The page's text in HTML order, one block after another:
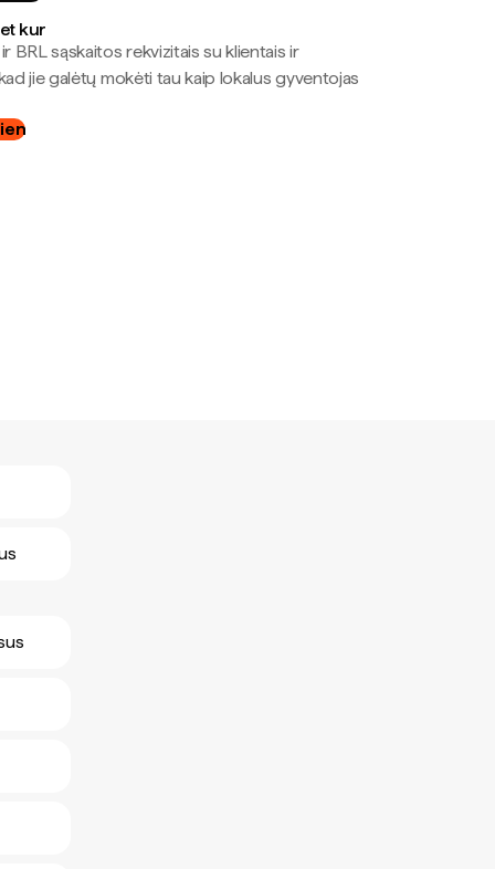
kur
ir BRL sąskaitos rekvizitais su klientais ir
jie galėtų mokėti tau kaip lokalus gyventojas